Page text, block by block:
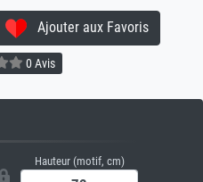
Ajouter aux Favoris
0 Avis
Hauteur (motif, cm)